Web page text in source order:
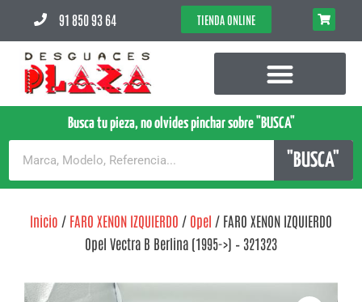
91 850 93 64 TIENDA ONLINE
Busca tu pieza, no olvides pinchar sobre "BUSCA"
"BUSCA"
Inicio / FARO XENON IZQUIERDO / Opel / FARO XENON IZQUIERDO
Opel Vectra B Berlina (1995->) – 321323